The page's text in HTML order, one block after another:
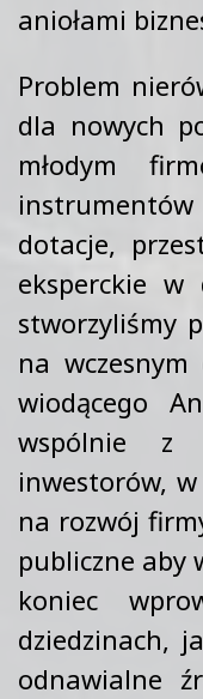
aniołami
Problem
dla nowych
młodym
dotacje,
eksperckie w
stworzyliśmy
na
wiodącego
wspólnie z
inwestorów,
na rozwój
publiczne aby
koniec
dziedzinach,
odnawialne